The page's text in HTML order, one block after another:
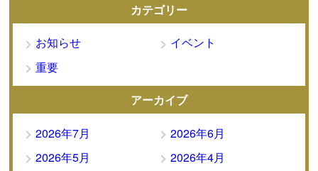
カテゴリー
お知らせ
イベント
重要
アーカイブ
2026年7月
2026年6月
2026年5月
2026年4月